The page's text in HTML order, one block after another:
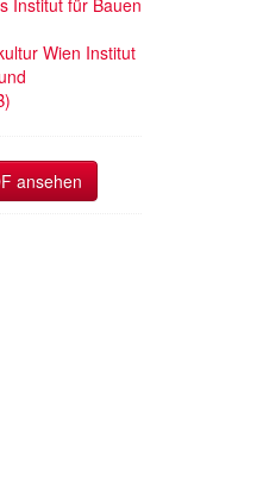
Wien Institut
ansehen